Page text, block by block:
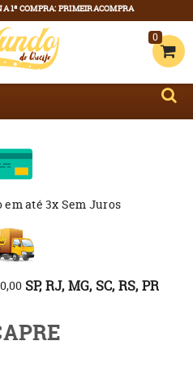
0
em até 3x Sem Juros
SP, RJ, MG, SC, RS, PR